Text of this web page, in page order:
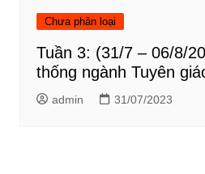
Chưa phân loại
Tuần 3: (31/7 – 06/8/
thống ngành Tuyên
admin 31/07/2023